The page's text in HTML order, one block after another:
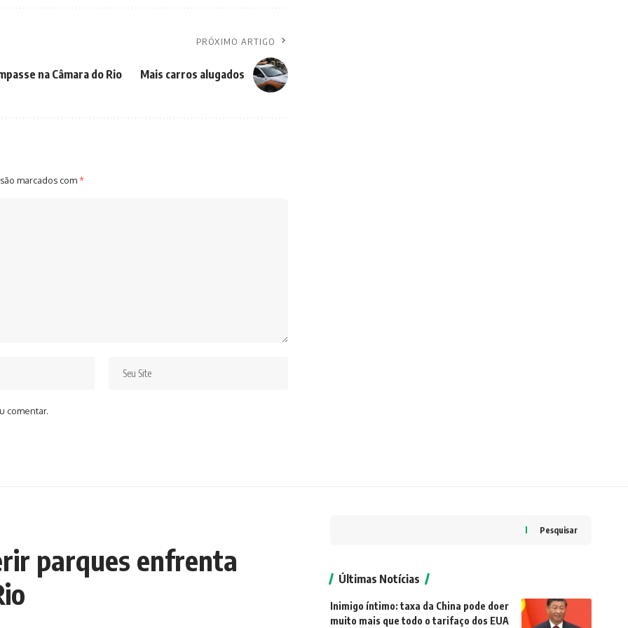
na Câmara do Rio
PRÓXIMO ARTIGO
Mais carros alugados
marcados com*
comentar.
parques enfrenta
Pesquisar
Últimas Notícias
Inimigo íntimo: taxa da China pode doer
muito mais que todo o tarifaço dos EUA